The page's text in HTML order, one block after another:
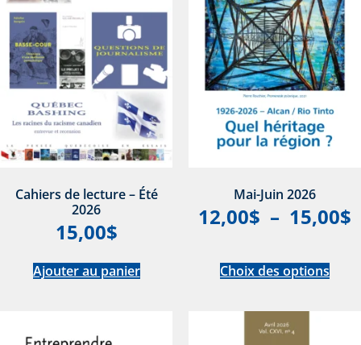
Cahiers de lecture – Été
2026
15,00$
Ajouter au panier
Mai-Juin 2026
12,00$ – 15,00$
Choix des options